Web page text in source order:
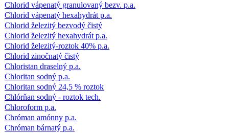
Chlorid vápenatý granulovaný bezv. p.a.
Chlorid vápenatý hexahydrát p.a.
Chlorid železitý bezvodý čistý
Chlorid železitý hexahydrát p.a.
Chlorid železitý-roztok 40% p.a.
Chlorid zinočnatý čistý
Chloristan draselný p.a.
Chloritan sodný p.a.
Chloritan sodný 24,5 % roztok
Chlórňan sodný - roztok tech.
Chloroform p.a.
Chróman amónny p.a.
Chróman bárnatý p.a.